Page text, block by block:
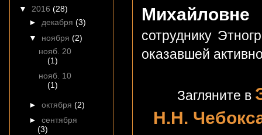
Михайловне
сотруднику
оказавшей
Загляните в
Н.Н.
▼ 2016 (28)
► декабря (3)
▼ ноября (2)
нояб. 20
(1)
нояб. 10
(1)
► октября (2)
► сентября
(3)